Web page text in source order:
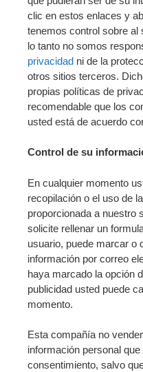
clic en estos enlaces y
tenemos control sobre al
lo tanto no somos
privacidad ni de la
otros sitios terceros.
propias políticas de
recomendable que los
usted está de acuerdo
Control de su
En cualquier momento
recopilación o el uso de
proporcionada a nuestro
solicite rellenar un
usuario, puede marcar o
información por correo
haya marcado la opción
publicidad usted puede
momento.
Esta compañía no
información personal
consentimiento, salvo